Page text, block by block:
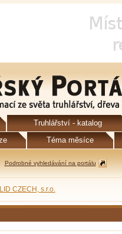
Truhlářství - katalog
Téma měsíce
Podrobné vyhledávání na portálu
CZECH, s.r.o.